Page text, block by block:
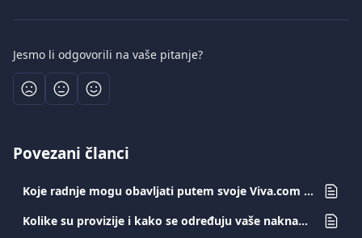
Jesmo li odgovorili na vaše pitanje?
Povezani članci
Koje radnje mogu obavljati putem svoje Viva.com aplikacije?
Kolike su provizije i kako se određuju vaše naknade?